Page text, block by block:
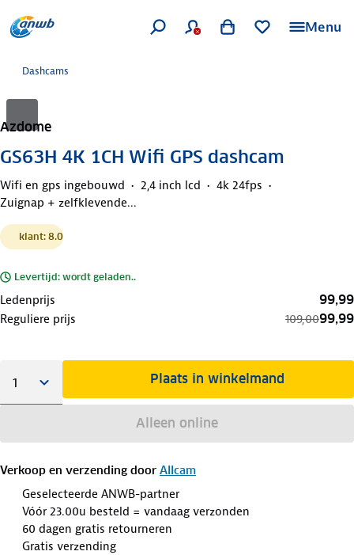
Menu
Dashcams
Azdome
GS63H 4K 1CH Wifi GPS dashcam
Wifi en gps ingebouwd 2,4 inch lcd
4k 24fps
Zuignap + zelfklevende...
klant: 8.0
Levertijd: wordt geladen..
Ledenprijs 99,99
Reguliere prijs 109,0099,99
Plaats in winkelmand
Alleen online
Verkoop en verzending door Allcam
Geselecteerde ANWB-partner
Vóór 23.00u besteld = vandaag verzonden
60 dagen gratis retourneren
Gratis verzending